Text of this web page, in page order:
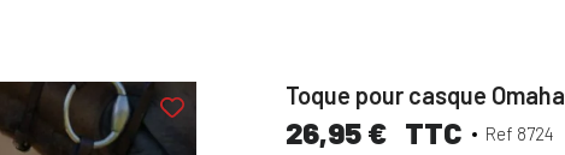
Toque pour casque Omaha
26,95 € TTC Ref 8724